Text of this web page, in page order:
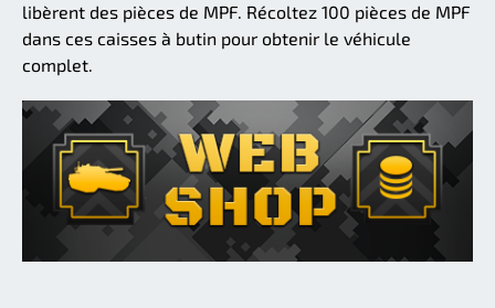
libèrent des pièces de MPF. Récoltez 100 pièces de MPF
dans ces caisses à butin pour obtenir le véhicule
complet.